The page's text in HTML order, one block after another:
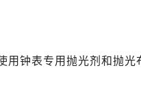
用钟表专用抛光剂和抛光